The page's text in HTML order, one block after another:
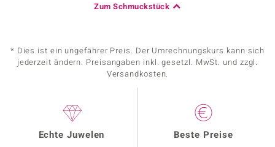
Zum Schmuckstück
* Dies ist ein ungefährer Preis. Der Umrechnungskurs kann sich
jederzeit ändern. Preisangaben inkl. gesetzl. MwSt. und zzgl.
Versandkosten.
Echte Juwelen Beste Preise